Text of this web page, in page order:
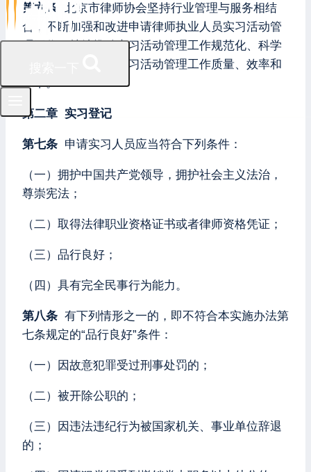
第六条
北京市律师协会坚持行业管理与服务相结
合，不断加强和改进申请律师执业人员实习活动管
理工作，持续推动实习活动管理工作规范化、科学
化发展，努力提高实习活动管理工作质量、效率和
水平。
第二章 实习登记
第七条 申请实习人员应当符合下列条件：
（一）拥护中国共产党领导，拥护社会主义法治，
尊崇宪法；
（二）取得法律职业资格证书或者律师资格凭证；
（三）品行良好；
（四）具有完全民事行为能力。
第八条 有下列情形之一的，即不符合本实施办法第
七条规定的“品行良好”条件：
（一）因故意犯罪受过刑事处罚的；
（二）被开除公职的；
（三）因违法违纪行为被国家机关、事业单位辞退
的；